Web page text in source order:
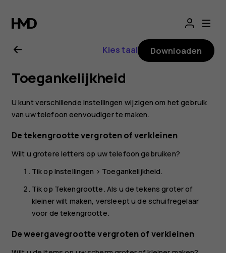
voor
Nokia
X10
Kies taal Downloaden
Toegankelijkheid
U kunt verschillende instellingen wijzigen om het gebruik
van uw telefoon eenvoudiger te maken.
De tekengrootte vergroten of verkleinen
Wilt u grotere letters op uw telefoon gebruiken?
Tik op Instellingen > Toegankelijkheid.
Tik op Tekengrootte. Als u de tekens groter of
kleiner wilt maken, versleept u de schuifregelaar
voor de tekengrootte.
De weergavegrootte vergroten of verkleinen